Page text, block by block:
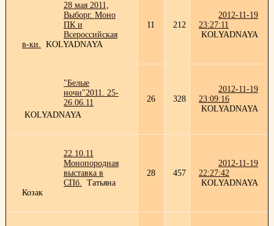
28 мая 2011,
Выборг. Моно
ПК и
Всероссийская
в-ки. KOLYADNAYA
11 212
2012-11-19
23:27:11
KOLYADNAYA
"Белые
ночи"2011. 25-
26.06.11
KOLYADNAYA
26 328
2012-11-19
23:09:16
KOLYADNAYA
22.10.11
Монопородная
выставка в
СПб. Татьяна
Козак
28 457
2012-11-19
22:27:42
KOLYADNAYA